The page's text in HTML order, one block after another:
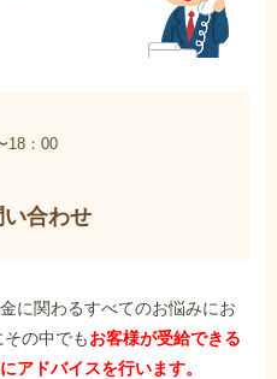
18：00
合わせ
に関わるすべてのお悩みにお
の中でもお客様が受給できる
アドバイスを行います。